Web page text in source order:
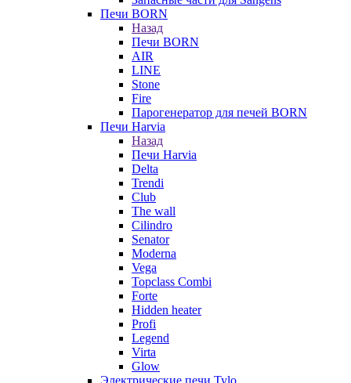
Печи BORN
Назад
Печи BORN
AIR
LINE
Stone
Fire
Парогенератор для печей BORN
Печи Harvia
Назад
Печи Harvia
Delta
Trendi
Club
The wall
Cilindro
Senator
Moderna
Vega
Topclass Combi
Forte
Hidden heater
Profi
Legend
Virta
Glow
Электрические печи Tylo